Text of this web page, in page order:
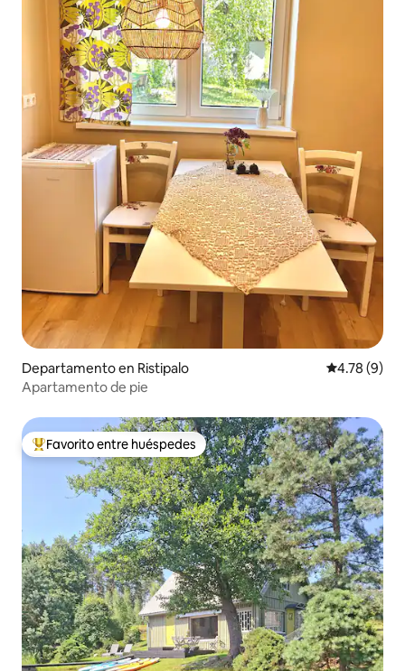
Departamento en Ristipalo Calificación
4.78 (9)
Apartamento de pie
De los mejores en Favorito entre huéspedes
Favorito entre huéspedes